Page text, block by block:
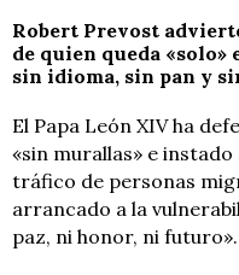
Robert Prevost
de quien queda
sin idioma, sin pan y
El Papa León XIV ha
«sin murallas» e
tráfico de personas
arrancado a la
paz, ni honor, ni futuro».